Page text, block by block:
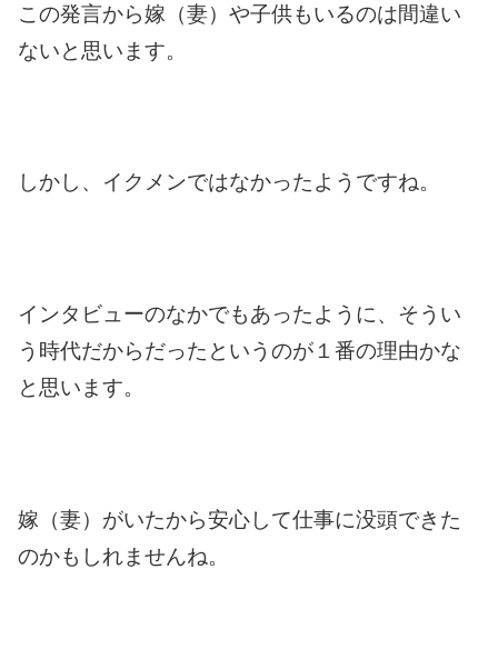
この発言から嫁（妻）や子供もいるのは間違い
ないと思います。
しかし、イクメンではなかったようですね。
インタビューのなかでもあったように、そうい
う時代だからだったというのが１番の理由かな
と思います。
嫁（妻）がいたから安心して仕事に没頭できた
のかもしれませんね。